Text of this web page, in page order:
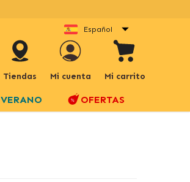
Español
Tiendas Mi cuenta Mi carrito
VERANO OFERTAS